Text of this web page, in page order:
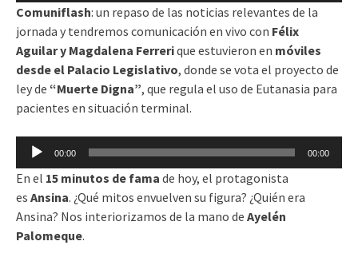
audio
Comuniflash: un repaso de las noticias relevantes de la
jornada y tendremos comunicación en vivo con Félix
Aguilar y Magdalena Ferrerique estuvieron en móviles
desde el Palacio Legislativo, donde se vota el proyecto de
ley de “Muerte Digna”, que regula el uso de Eutanasia para
pacientes en situación terminal.
Reproductor
de
audio
00:00 00:00
En el 15 minutos de fama de hoy, el protagonista
es Ansina. ¿Qué mitos envuelven su figura? ¿Quién era
Ansina? Nos interiorizamos de la mano de Ayelén
Palomeque.